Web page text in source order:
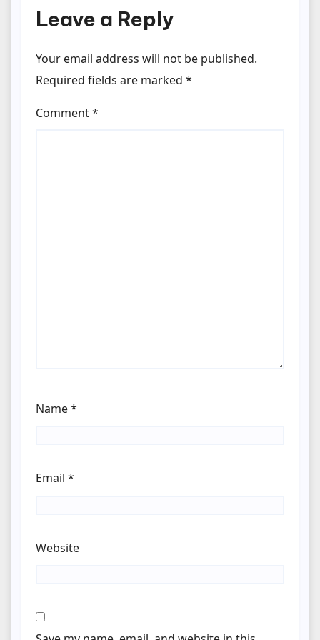
Leave a Reply
Your email address will not be published.
Required fields are marked *
Comment*
Name*
Email *
Website